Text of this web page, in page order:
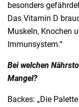
besonders
Das Vitamin D
Muskeln, Knochen
Immunsystem.“
Bei welchen
Mangel?
Backes: „Die